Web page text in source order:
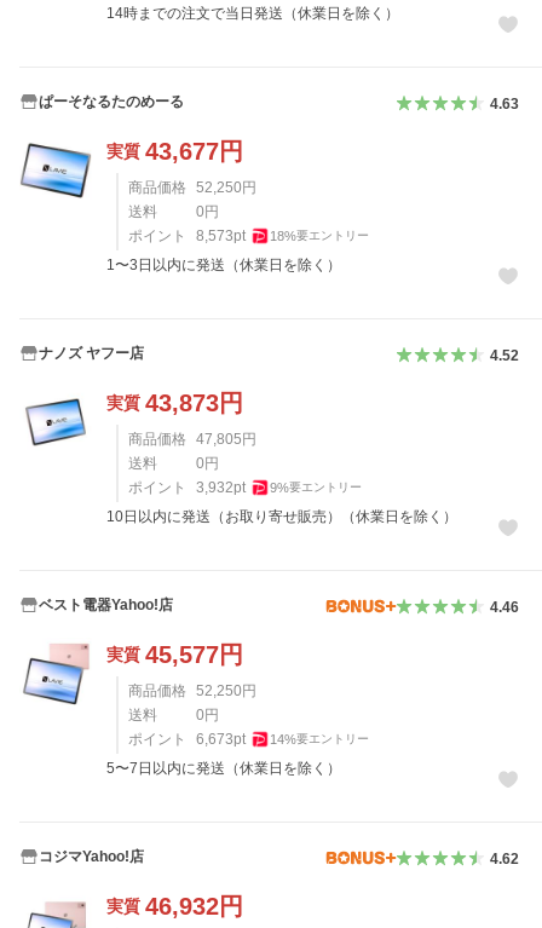
14時までの注文で当日発送（休業日を除く）
ぱーそなるたのめーる 4.63
実質 43,677円
商品価格 52,250円
送料
0円
ポイント
8,573pt 18%要エントリー
1〜3日以内に発送（休業日を除く）
ナノズ ヤフー店 4.52
実質 43,873円
商品価格 47,805円
送料
0円
ポイント
3,932pt 9%要エントリー
10日以内に発送（お取り寄せ販売）（休業日を除く）
ベスト電器Yahoo!店 4.46
実質 45,577円
商品価格 52,250円
送料
0円
ポイント
6,673pt 14%要エントリー
5〜7日以内に発送（休業日を除く）
コジマYahoo!店 4.62
実質 46,932円